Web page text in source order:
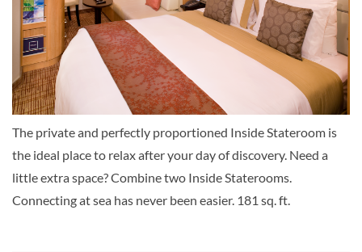
CHF 3'815.00
AUSWÄHLEN
Aqua Sky Suite-[AS]
Deck Resort
The private and perfectly proportioned Inside Stateroom is
the ideal place to relax after your day of discovery. Need a
little extra space? Combine two Inside Staterooms.
Connecting at sea has never been easier. 181 sq. ft.